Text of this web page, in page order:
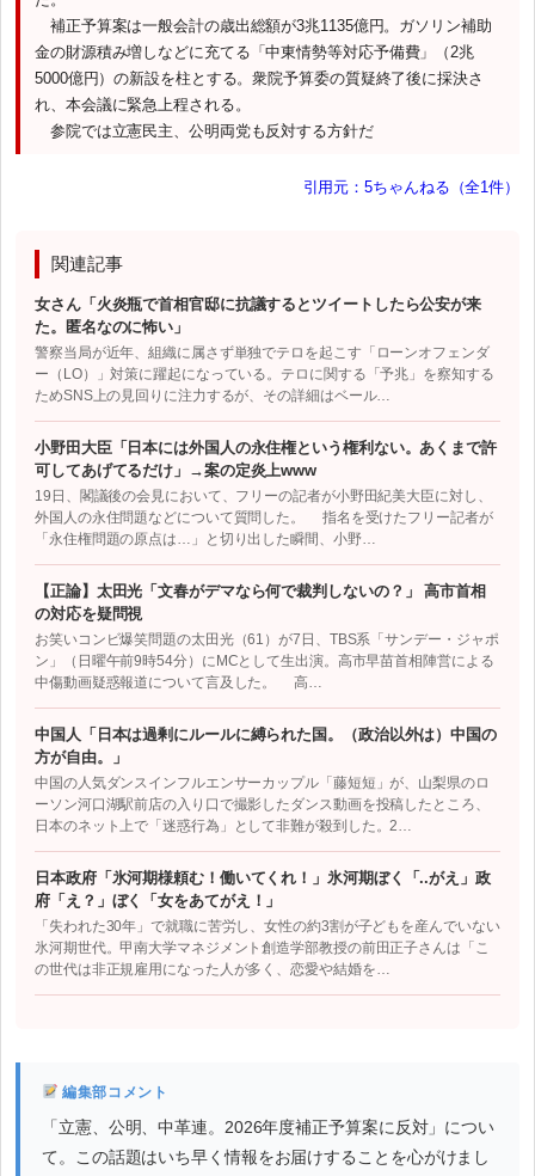
補正予算案は一般会計の歳出総額が3兆1135億円。ガソリン補助
金の財源積み増しなどに充てる「中東情勢等対応予備費」（2兆
5000億円）の新設を柱とする。衆院予算委の質疑終了後に採決さ
れ、本会議に緊急上程される。
参院では立憲民主、公明両党も反対する方針だ
引用元：5ちゃんねる（全1件）
関連記事
女さん「火炎瓶で首相官邸に抗議するとツイートしたら公安が来
た。匿名なのに怖い」
警察当局が近年、組織に属さず単独でテロを起こす「ローンオフェンダ
ー（LO）」対策に躍起になっている。テロに関する「予兆」を察知する
ためSNS上の見回りに注力するが、その詳細はベール…
小野田大臣「日本には外国人の永住権という権利ない。あくまで許
可してあげてるだけ」→案の定炎上www
19日、閣議後の会見において、フリーの記者が小野田紀美大臣に対し、
外国人の永住問題などについて質問した。 指名を受けたフリー記者が
「永住権問題の原点は…」と切り出した瞬間、小野…
【正論】太田光「文春がデマなら何で裁判しないの？」 高市首相
の対応を疑問視
お笑いコンビ爆笑問題の太田光（61）が7日、TBS系「サンデー・ジャポ
ン」（日曜午前9時54分）にMCとして生出演。高市早苗首相陣営による
中傷動画疑惑報道について言及した。 高…
中国人「日本は過剰にルールに縛られた国。（政治以外は）中国の
方が自由。」
中国の人気ダンスインフルエンサーカップル「藤短短」が、山梨県のロ
ーソン河口湖駅前店の入り口で撮影したダンス動画を投稿したところ、
日本のネット上で「迷惑行為」として非難が殺到した。2…
日本政府「氷河期様頼む！働いてくれ！」氷河期ぼく「..がえ」政
府「え？」ぼく「女をあてがえ！」
「失われた30年」で就職に苦労し、女性の約3割が子どもを産んでいない
氷河期世代。甲南大学マネジメント創造学部教授の前田正子さんは「こ
の世代は非正規雇用になった人が多く、恋愛や結婚を…
編集部コメント
「立憲、公明、中革連。2026年度補正予算案に反対」につい
て。この話題はいち早く情報をお届けすることを心がけまし